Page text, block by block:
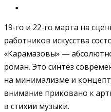
19-го и 22-го марта на
работников искусства
«Карамазовы» —
роман. Это синтез
на минимализме и
внимание приковано к
в стихии музыки.